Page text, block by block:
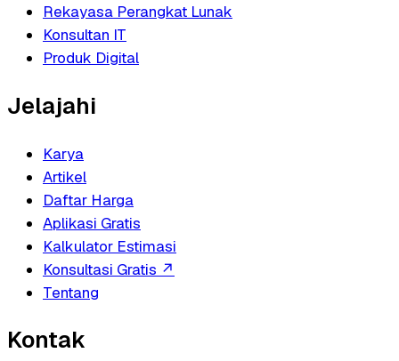
Rekayasa Perangkat Lunak
Konsultan IT
Produk Digital
Jelajahi
Karya
Artikel
Daftar Harga
Aplikasi Gratis
Kalkulator Estimasi
Konsultasi Gratis ↗
Tentang
Kontak